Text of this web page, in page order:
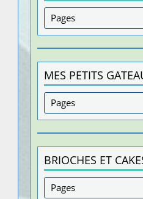
MES PETITS
BRIOCHES ET